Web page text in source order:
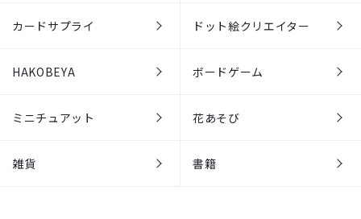
カードサプライ ドット絵クリエイター
HAKOBEYA ボードゲーム
ミニチュアット 花あそび
雑貨 書籍